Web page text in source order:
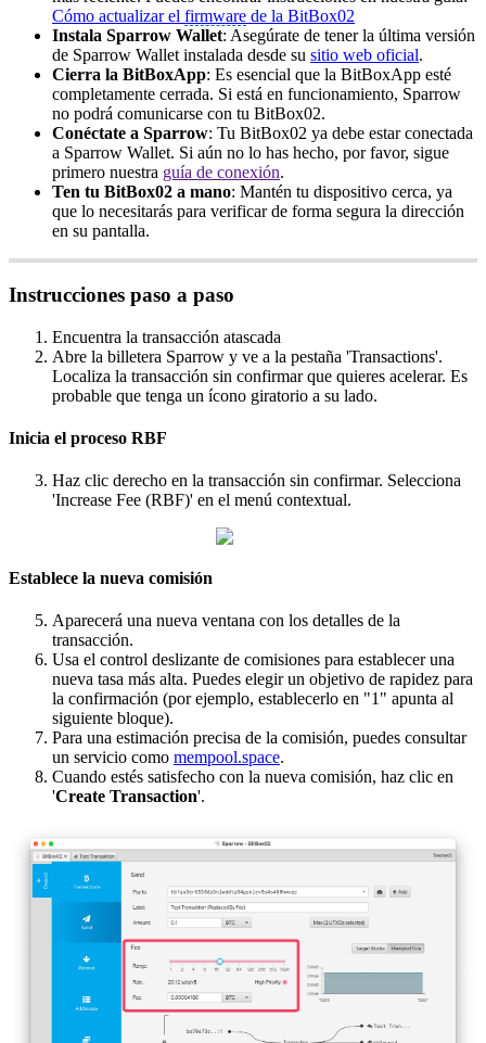
Cómo actualizar el firmware de la BitBox02
Instala Sparrow Wallet: Asegúrate de tener la última versión
de Sparrow Wallet instalada desde su sitio web oficial.
Cierra la BitBoxApp: Es esencial que la BitBoxApp esté
completamente cerrada. Si está en funcionamiento, Sparrow
no podrá comunicarse con tu BitBox02.
Conéctate a Sparrow: Tu BitBox02 ya debe estar conectada
a Sparrow Wallet. Si aún no lo has hecho, por favor, sigue
primero nuestra guía de conexión.
Ten tu BitBox02 a mano: Mantén tu dispositivo cerca, ya
que lo necesitarás para verificar de forma segura la dirección
en su pantalla.
Instrucciones paso a paso
Encuentra la transacción atascada
Abre la billetera Sparrow y ve a la pestaña 'Transactions'.
Localiza la transacción sin confirmar que quieres acelerar. Es
probable que tenga un ícono giratorio a su lado.
Inicia el proceso RBF
Haz clic derecho en la transacción sin confirmar. Selecciona
'Increase Fee (RBF)' en el menú contextual.
Establece la nueva comisión
Aparecerá una nueva ventana con los detalles de la
transacción.
Usa el control deslizante de comisiones para establecer una
nueva tasa más alta. Puedes elegir un objetivo de rapidez para
la confirmación (por ejemplo, establecerlo en "1" apunta al
siguiente bloque).
Para una estimación precisa de la comisión, puedes consultar
un servicio como mempool.space.
Cuando estés satisfecho con la nueva comisión, haz clic en
'Create Transaction'.